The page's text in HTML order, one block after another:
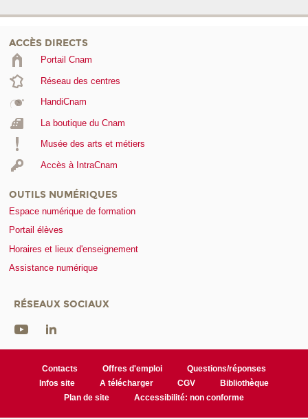
ACCÈS DIRECTS
Portail Cnam
Réseau des centres
HandiCnam
La boutique du Cnam
Musée des arts et métiers
Accès à IntraCnam
OUTILS NUMÉRIQUES
Espace numérique de formation
Portail élèves
Horaires et lieux d'enseignement
Assistance numérique
RÉSEAUX SOCIAUX
Contacts Offres d'emploi
Questions/réponses
Infos site
A télécharger CGV
Bibliothèque
Plan de site
Accessibilité: non conforme